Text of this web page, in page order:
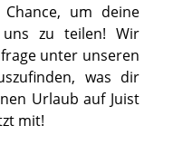
um deine
zu teilen! Wir
unter unseren
was dir
Urlaub auf Juist
mit!